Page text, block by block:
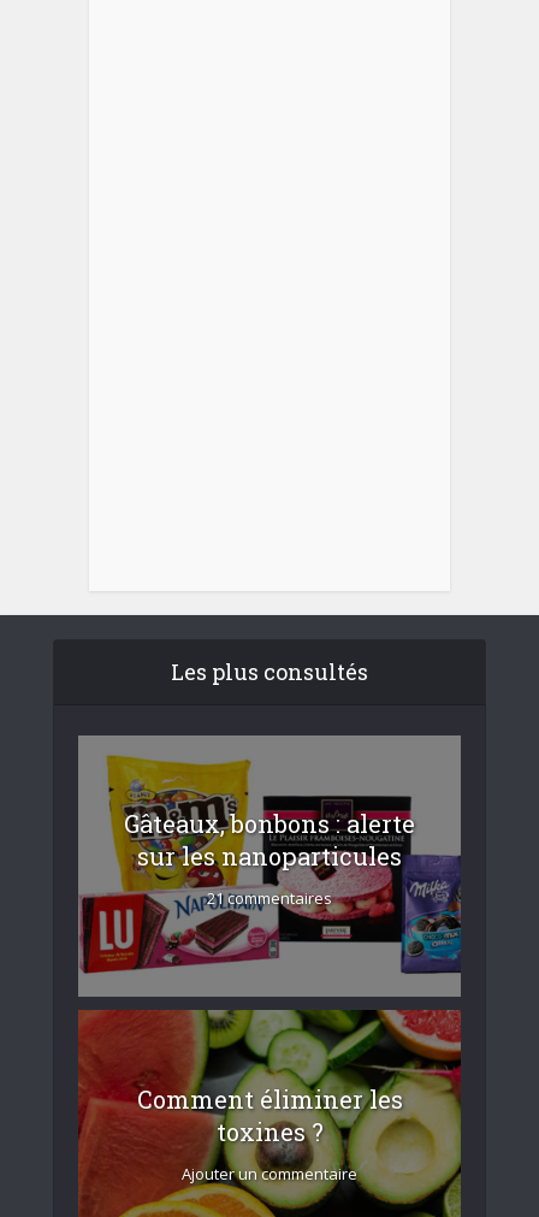
Les plus consultés
Gâteaux, bonbons : alerte
sur les nanoparticules
21 commentaires
Comment éliminer les
toxines ?
Ajouter un commentaire